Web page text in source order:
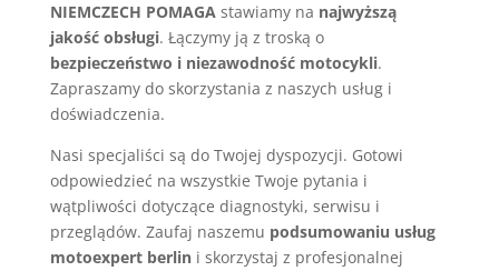
NIEMCZECH POMAGAstawiamy na najwyższą
jakość obsługi. Łączymy ją z troską o
bezpieczeństwo i niezawodność motocykli.
Zapraszamy do skorzystania z naszych usług i
doświadczenia.
Nasi specjaliści są do Twojej dyspozycji. Gotowi
odpowiedzieć na wszystkie Twoje pytania i
wątpliwości dotyczące diagnostyki, serwisu i
przeglądów. Zaufaj naszemu podsumowaniu usług
motoexpert berlini skorzystaj z profesjonalnej